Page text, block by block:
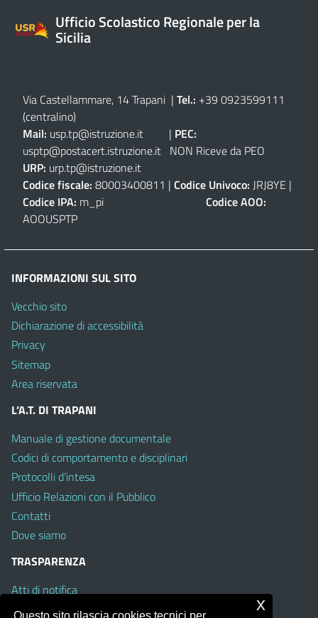
Ufficio Scolastico Regionale per la
Sicilia
Via Castellammare, 14 Trapani | Tel.: +39 0923599111
(centralino)
Mail: usp.tp@istruzione.it | PEC:
usptp@postacert.istruzione.it NON Riceve da PEO
URP: urp.tp@istruzione.it
Codice fiscale: 80003400811 | Codice Univoco: JRJ8YE |
Codice IPA: m_pi Codice AOO:
AOOUSPTP
INFORMAZIONI SUL SITO
Vecchio sito
Dichiarazione di accessibilità
Privacy
Sitemap
Area riservata
L’A.T. DI TRAPANI
Manuale di gestione documentale
Codici di comportamento e disciplinari
Protocolli d’intesa
Ufficio Relazioni con il Pubblico
Contatti
Dove siamo
TRASPARENZA
Atti di notifica
Albo on line
x